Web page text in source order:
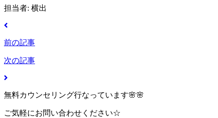
担当者: 横出
前の記事
次の記事
無料カウンセリング行なっています🌸🌸
ご気軽にお問い合わせください☆